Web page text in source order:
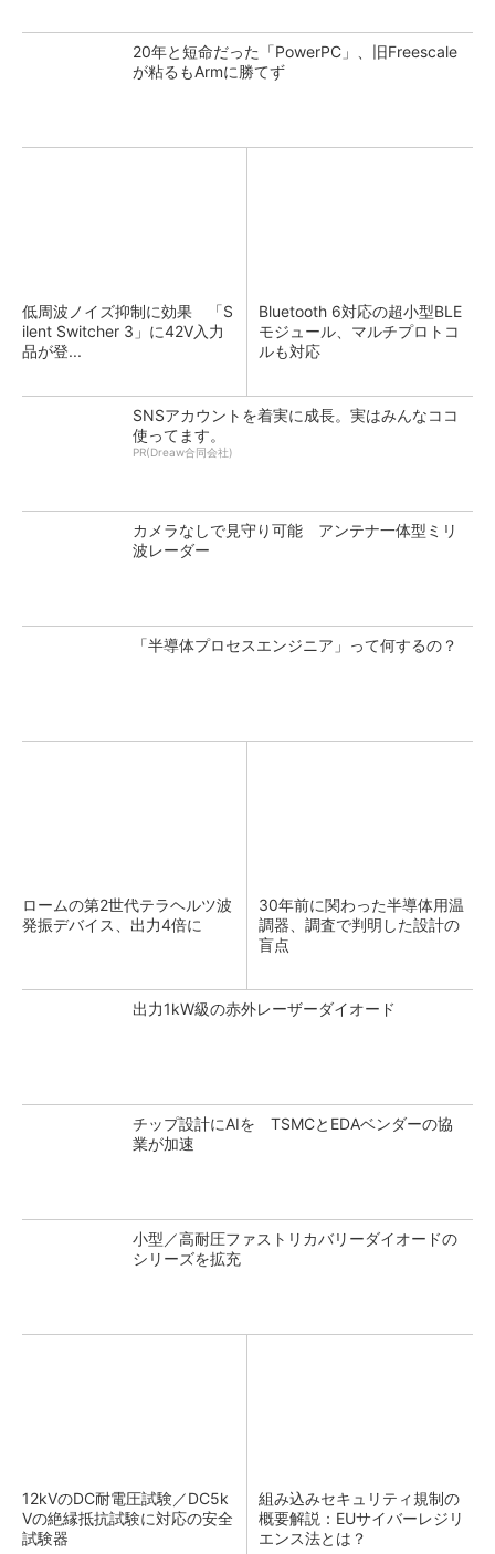
20年と短命だった「PowerPC」、旧Freescale
が粘るもArmに勝てず
低周波ノイズ抑制に効果 「S
ilent Switcher 3」に42V入力
品が登...
Bluetooth 6対応の超小型BLE
モジュール、マルチプロトコ
ルも対応
SNSアカウントを着実に成長。実はみんなココ
使ってます。
PR(Dreaw合同会社)
カメラなしで見守り可能 アンテナ一体型ミリ
波レーダー
「半導体プロセスエンジニア」って何するの？
ロームの第2世代テラヘルツ波
発振デバイス、出力4倍に
30年前に関わった半導体用温
調器、調査で判明した設計の
盲点
出力1kW級の赤外レーザーダイオード
チップ設計にAIを TSMCとEDAベンダーの協
業が加速
小型／高耐圧ファストリカバリーダイオードの
シリーズを拡充
12kVのDC耐電圧試験／DC5k
Vの絶縁抵抗試験に対応の安全
試験器
組み込みセキュリティ規制の
概要解説：EUサイバーレジリ
エンス法とは？